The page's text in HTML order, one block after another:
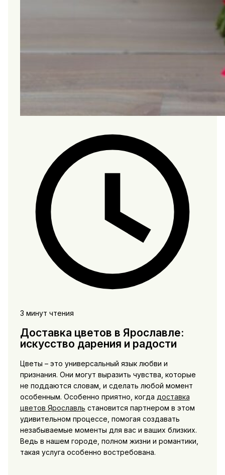
3 минут чтения
Доставка цветов в Ярославле:
искусство дарения и радости
Цветы – это универсальный язык любви и
признания. Они могут выразить чувства, которые
не поддаются словам, и сделать любой момент
особенным. Особенно приятно, когда доставка
цветов Ярославль становится партнером в этом
удивительном процессе, помогая создавать
незабываемые моменты для вас и ваших близких.
Ведь в нашем городе, полном жизни и романтики,
такая услуга особенно востребована.